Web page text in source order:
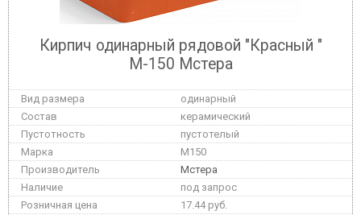
Кирпич одинарный рядовой "Красный "
М-150 Мстера
одинарный
керамический
пустотелый
M150
Мстера
под запрос
17.44 руб.